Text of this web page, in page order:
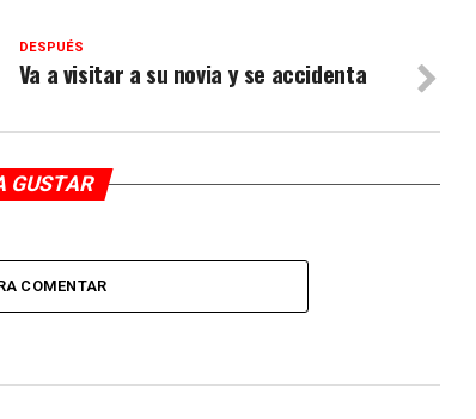
DESPUÉS
Va a visitar a su novia y se accidenta
GUSTAR
COMENTAR